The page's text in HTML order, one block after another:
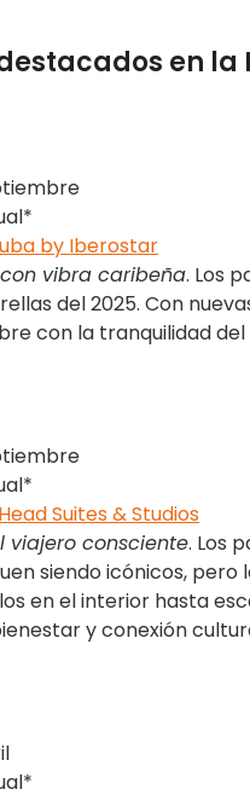
en la
by Iberostar
vibra caribeña. Los
del 2025. Con
con la tranquilidad del
Suites & Studios
viajero consciente. Los
siendo icónicos,
en el interior hasta
y conexión